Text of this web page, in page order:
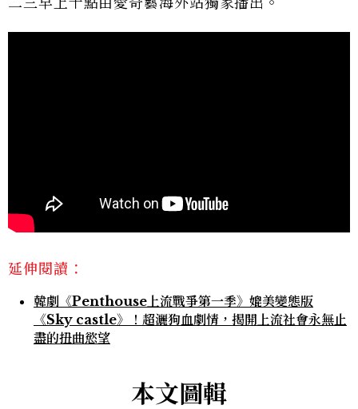
延伸閱讀：
韓劇《Penthouse上流戰爭第一季》媲美變態版
《Sky castle》！超灑狗血劇情，揭開上流社會永無止
盡的扭曲慾望
本文圖輯